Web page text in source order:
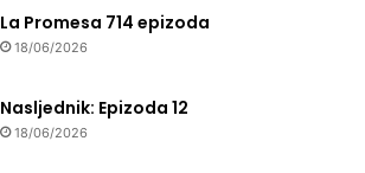
La Promesa 714 epizoda
18/06/2026
Nasljednik: Epizoda 12
18/06/2026